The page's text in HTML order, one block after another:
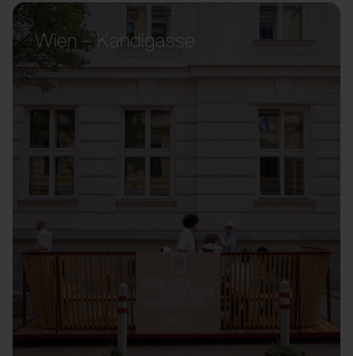
Wien – Kandlgasse